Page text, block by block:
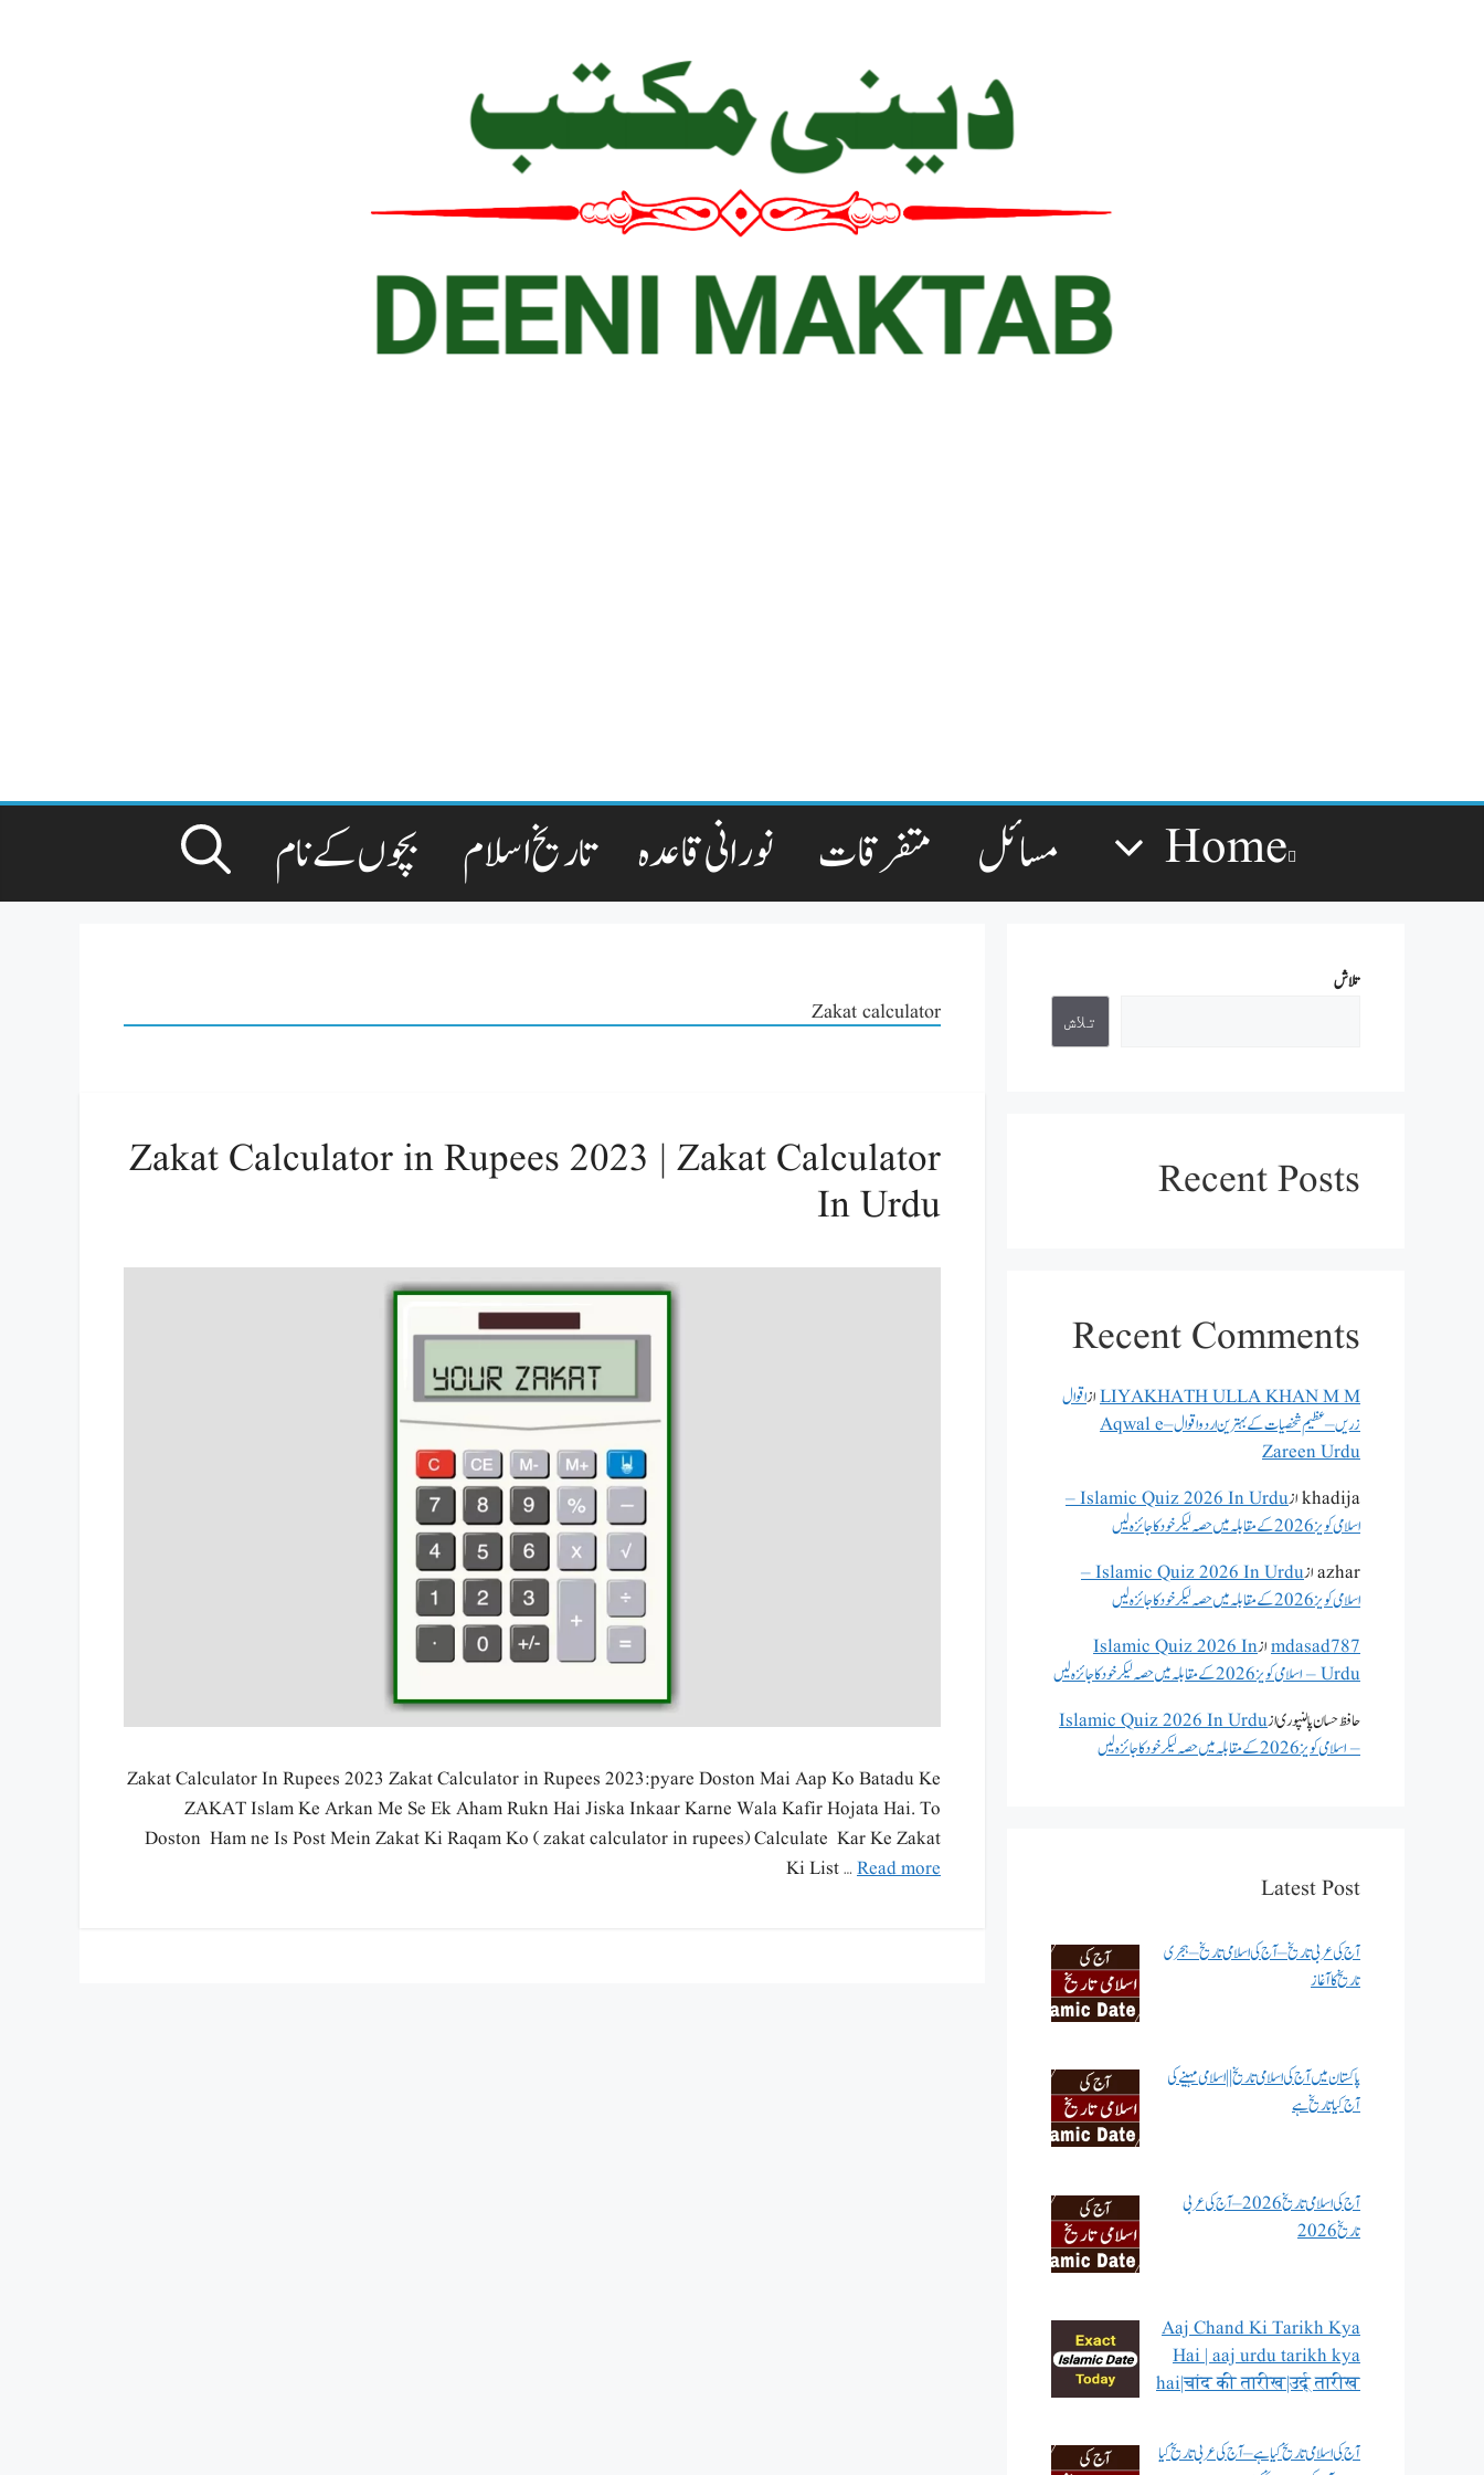
Home مسائل متفرقات نورانی قاعدہ تاریخ اسلام بچوں کے نام
Zakat calculator
Zakat Calculator in Rupees 2023 | Zakat Calculator
In Urdu
Zakat Calculator In Rupees 2023 Zakat Calculator in Rupees 2023:pyare Doston Mai Aap Ko Batadu Ke
ZAKAT Islam Ke Arkan Me Se Ek Aham Rukn Hai Jiska Inkaar Karne Wala Kafir Hojata Hai. To
Doston Ham ne Is Post Mein Zakat Ki Raqam Ko ( zakat calculator in rupees) Calculate Kar Ke Zakat
Ki List … Read more
تلاش
تلاش
Recent Posts
Recent Comments
LIYAKHATH ULLA KHAN M Mازاقوال
زریں – عظیم شخصیات کے بہترین اردو اقوال – Aqwal e
Zareen Urdu
khadijaاز
Islamic Quiz 2026 In Urdu –
اسلامی کویز 2026 کے مقابلہ میں حصہ لیکر خود کا جائزہ لیں
azharاز
Islamic Quiz 2026 In Urdu –
اسلامی کویز 2026 کے مقابلہ میں حصہ لیکر خود کا جائزہ لیں
mdasad787ازIslamic Quiz 2026 In
Urdu – اسلامی کویز 2026 کے مقابلہ میں حصہ لیکر خود کا جائزہ لیں
حافظ حسان پالنپوریازIslamic Quiz 2026 In Urdu
– اسلامی کویز 2026 کے مقابلہ میں حصہ لیکر خود کا جائزہ لیں
Latest Post
آج کی عربی تاریخ – آج کی اسلامی تاریخ – ہجری
تاریخ کا آغاز
پاکستان میں آج کی اسلامی تاریخ || اسلامی مہینے کی
آج کیا تاریخ ہے
آج کی اسلامی تاریخ 2026 – آج کی عربی
تاریخ 2026
Aaj Chand Ki Tarikh Kya
Hai | aaj urdu tarikh kya
hai|चांद की तारीख|उर्दू तारीख
آج کی اسلامی تاریخ کیا ہے – آج کی عربی تاریخ کیا